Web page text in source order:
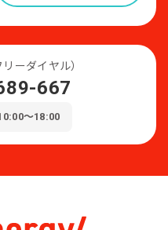
ーダイヤル）
667
～18:00